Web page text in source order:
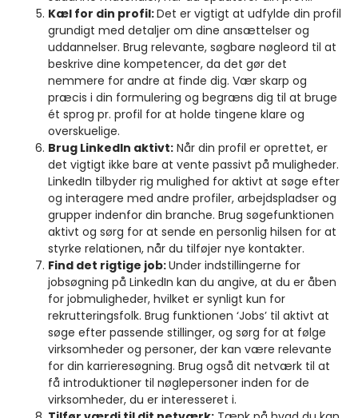
Kæl for din profil:Det er vigtigt at udfylde din profil
grundigt med detaljer om dine ansættelser og
uddannelser. Brug relevante, søgbare nøgleord til at
beskrive dine kompetencer, da det gør det
nemmere for andre at finde dig. Vær skarp og
præcis i din formulering og begræns dig til at bruge
ét sprog pr. profil for at holde tingene klare og
overskuelige.
Brug LinkedIn aktivt: Når din profil er oprettet, er
det vigtigt ikke bare at vente passivt på muligheder.
LinkedIn tilbyder rig mulighed for aktivt at søge efter
og interagere med andre profiler, arbejdspladser og
grupper indenfor din branche. Brug søgefunktionen
aktivt og sørg for at sende en personlig hilsen for at
styrke relationen, når du tilføjer nye kontakter.
Find det rigtige job:Under indstillingerne for
jobsøgning på LinkedIn kan du angive, at du er åben
for jobmuligheder, hvilket er synligt kun for
rekrutteringsfolk. Brug funktionen ‘Jobs’ til aktivt at
søge efter passende stillinger, og sørg for at følge
virksomheder og personer, der kan være relevante
for din karrieresøgning. Brug også dit netværk til at
få introduktioner til nøglepersoner inden for de
virksomheder, du er interesseret i.